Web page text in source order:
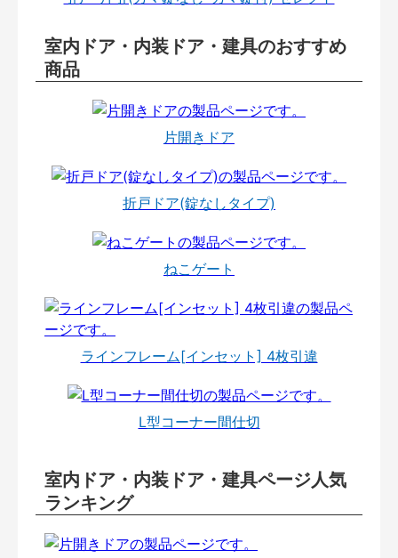
室内ドア・内装ドア・建具のおすすめ
商品
片開きドア
折戸ドア(錠なしタイプ)
ねこゲート
ラインフレーム[インセット] 4枚引違
L型コーナー間仕切
室内ドア・内装ドア・建具ページ人気
ランキング